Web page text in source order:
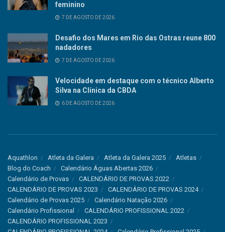
feminino
7 DE AGOSTO DE 2026
Desafio dos Mares em Rio das Ostras reune 800
nadadores
7 DE AGOSTO DE 2026
Velocidade em destaque com o técnico Alberto
Silva na Clínica da CBDA
6 DE AGOSTO DE 2026
Aquathlon Atleta da Galera Atleta da Galera 2025
Atletas
Blog do Coach
Calendário Águas Abertas 2026
Calendário de Provas
CALENDÁRIO DE PROVAS 2022
CALENDÁRIO DE PROVAS 2023
CALENDÁRIO DE PROVAS 2024
Calendário de Provas 2025
Calendário Natação 2026
Calendário Profissional
CALENDÁRIO PROFISSIONAL 2022
CALENDÁRIO PROFISSIONAL 2023